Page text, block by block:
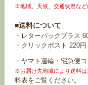
※地域、天候、交通状況など
■送料について
・レターパックプラス
・クリックポスト 220円
・ヤマト運輸・宅急便
※お届け先地域により送料は
料表をご覧ください。